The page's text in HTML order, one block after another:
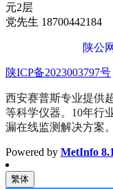
元2层
党先生 18700442184
陕公
陕ICP备2023003797号
西安赛普斯专业提供
等科学仪器。10年行
漏在线监测解决方案。
Powered by MetInfo 8.1
繁体